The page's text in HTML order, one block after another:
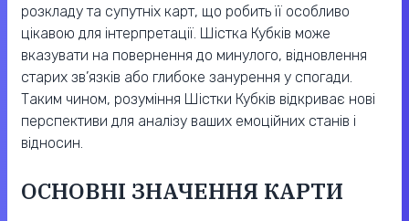
розкладу та супутніх карт, що робить її особливо
цікавою для інтерпретації. Шістка Кубків може
вказувати на повернення до минулого, відновлення
старих зв’язків або глибоке занурення у спогади.
Таким чином, розуміння Шістки Кубків відкриває нові
перспективи для аналізу ваших емоційних станів і
відносин.
ОСНОВНІ ЗНАЧЕННЯ КАРТИ